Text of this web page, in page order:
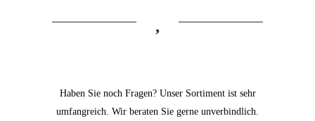
Haben Sie noch Fragen? Unser Sortiment ist sehr
umfangreich. Wir beraten Sie gerne unverbindlich.